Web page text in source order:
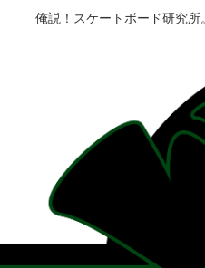
俺説！スケートボード研究所